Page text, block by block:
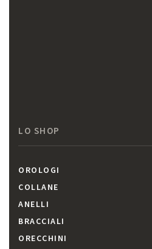
LO SHOP
OROLOGI
COLLANE
ANELLI
BRACCIALI
ORECCHINI